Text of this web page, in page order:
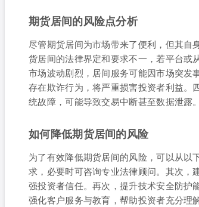
期货居间的风险点分析
尽管期货居间为市场带来了便利，但其自
货居间的法律界定和要求不一，若平台或
市场波动剧烈，居间服务可能因市场突发
存在欺诈行为，将严重损害投资者利益。
统故障，可能导致交易中断甚至数据泄露。
如何降低期货居间的风险
为了有效降低期货居间的风险，可以从以
求，必要时可咨询专业法律顾问。其次，
强投资者信任。再次，提升技术安全防护
强化客户服务与教育，帮助投资者充分理